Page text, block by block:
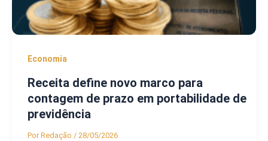
Economia
Receita define novo marco para
contagem de prazo em portabilidade de
previdência
PorRedação / 28/05/2026